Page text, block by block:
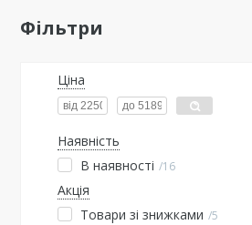
Фільтри
Ціна
Наявність
В наявності
16
Акція
Товари зі знижками 5